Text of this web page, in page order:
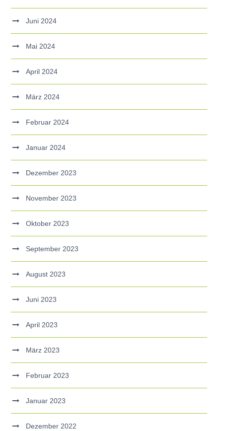
Juni 2024
Mai 2024
April 2024
März 2024
Februar 2024
Januar 2024
Dezember 2023
November 2023
Oktober 2023
September 2023
August 2023
Juni 2023
April 2023
März 2023
Februar 2023
Januar 2023
Dezember 2022